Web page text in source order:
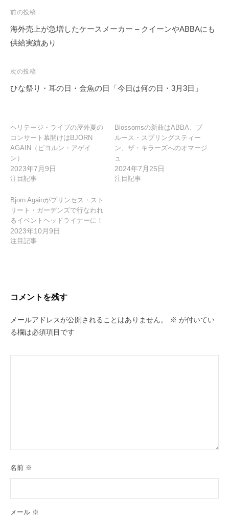
投
稿
ナ
ゲ
ー
ン
前の投稿
海外売上が急増したケースメーカー – クイーンやABBAにも
供給実績あり
次の投稿
ひな祭り・耳の日・金魚の日「今日は何の日・3月3日」
ヘリテージ・ライブの屋外夏の
コンサート幕開けはBJÖRN
AGAIN（ビヨルン・アゲイ
ン）
2023年7月9日
注目記事
Blossomsの新曲はABBA、ブ
ルース・スプリングスティー
ン、ザ・キラーズへのオマージ
ュ
2024年7月25日
注目記事
Bjorn Againがプリンセス・スト
リート・ガーデンズで行なわれ
るイベントヘッドライナーに！
2023年10月9日
注目記事
コメントを残す
メールアドレスが公開されることはありません。 ※ が付いてい
る欄は必須項目です
名前 ※
メール ※